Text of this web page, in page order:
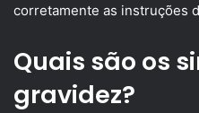
corretamente as instruções
Quais são os
gravidez?